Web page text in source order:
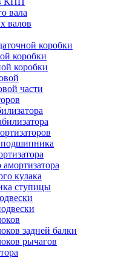
вала
валов
коробки
коробки
коробки
части
подшипника
кулака
ступицы
задней балки
рычагов